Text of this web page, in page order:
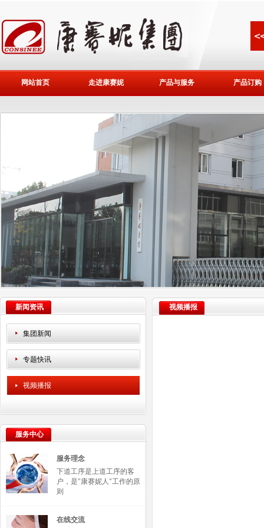
网站首页 走进康赛妮 产品与服务 产品订购
新闻资讯
集团新闻
专题快讯
视频播报
服务中心
服务理念
下道工序是上道工序的客
户，是"康赛妮人"工作的原
则
在线交流
视频播报